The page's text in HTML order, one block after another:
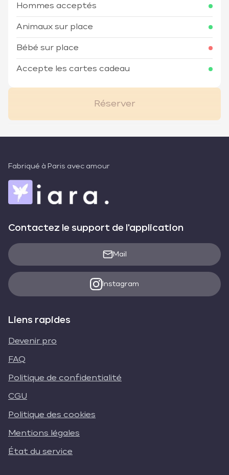
Hommes acceptés
Animaux sur place
Bébé sur place
Accepte les cartes cadeau
Réserver
Fabriqué à Paris avec amour
Contactez le support de l'application
Mail
Instagram
Liens rapides
Devenir pro
FAQ
Politique de confidentialité
CGU
Politique des cookies
Mentions légales
État du service